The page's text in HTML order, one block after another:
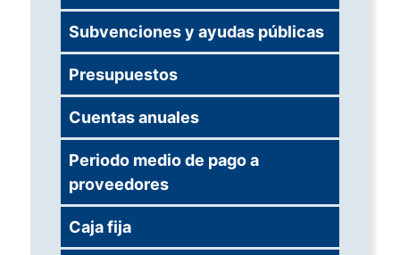
Subvenciones y ayudas públicas
Presupuestos
Cuentas anuales
Periodo medio de pago a
proveedores
Caja fija